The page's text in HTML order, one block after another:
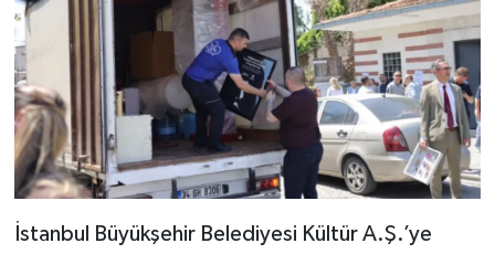
İstanbul Büyükşehir Belediyesi Kültür A.Ş.’ye